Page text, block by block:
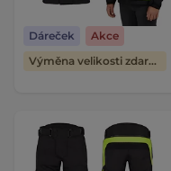
Dáreček
Akce
Výměna velikosti zdarma